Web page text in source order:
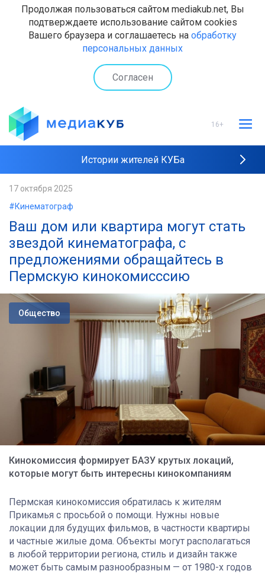
Продолжая пользоваться сайтом mediakub.net, Вы
подтверждаете использование сайтом cookies
Вашего браузера и соглашаетесь на обработку
персональных данных
Согласен
16+
Истории жителей КУБа
17 октября 2025
#Кинематограф
Ваш дом или квартира могут стать
звездой кинематографа, с
предложениями обращайтесь в
Пермскую кинокомисссию
Общество
Кинокомиссия формирует БАЗУ крутых локаций,
которые могут быть интересны кинокомпаниям
Пермская кинокомиссия обратилась к жителям
Прикамья с просьбой о помощи. Нужны новые
локации для будущих фильмов, в частности квартиры
и частные жилые дома. Объекты могут располагаться
в любой территории региона, стиль и дизайн также
может быть самым разнообразным — от 1980-х годов